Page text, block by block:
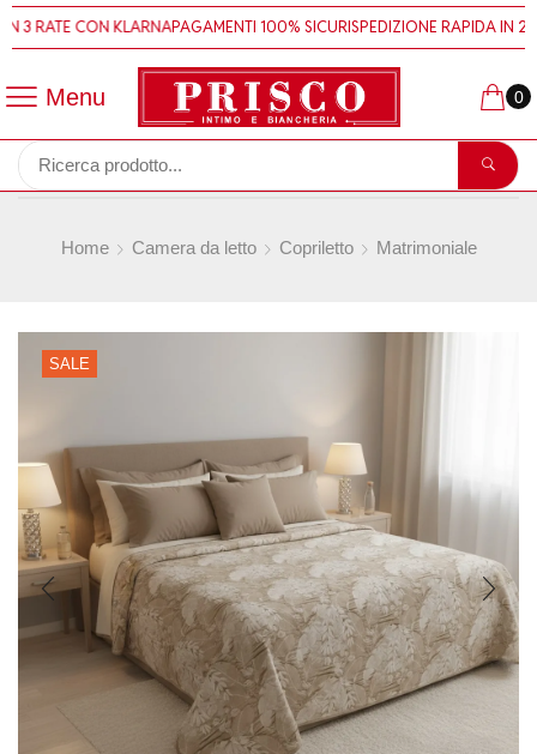
3 RATE CON KLARNAPAGAMENTI 100% SICURISPEDIZIONE RAPIDA IN 24-
Menu 0
Home Camera da letto Copriletto Matrimoniale
SALE